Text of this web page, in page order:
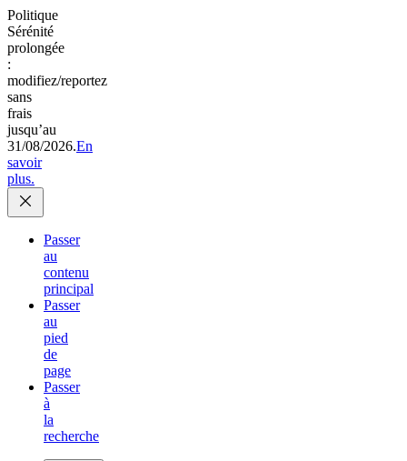
Politique
Sérénité
prolongée
:
modifiez/reportez
sans
frais
jusqu’au
31/08/2026.En
savoir
plus.
Passer
au
contenu
principal
Passer
au
pied
de
page
Passer
à
la
recherche